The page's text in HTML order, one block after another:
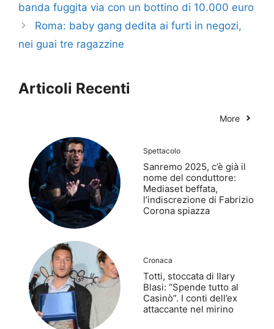
banda fuggita via con un bottino di 10.000 euro
Roma: baby gang dedita ai furti in negozi,
nei guai tre ragazzine
Articoli Recenti
More
Spettacolo
Sanremo 2025, c’è già il
nome del conduttore:
Mediaset beffata,
l’indiscrezione di Fabrizio
Corona spiazza
Cronaca
Totti, stoccata di Ilary
Blasi: “Spende tutto al
Casinò”. I conti dell’ex
attaccante nel mirino